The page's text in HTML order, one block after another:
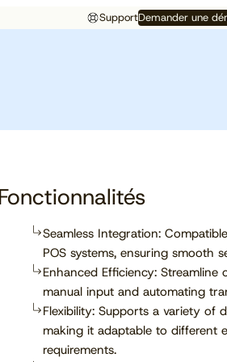
SupportDemander une
conférences, salons et
Seamless Integration:
POS systems, ensuring smooth
Enhanced Efficiency:
manual input and automating
Flexibility: Supports a variety of
making it adaptable to different
requirements.